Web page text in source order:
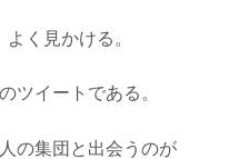
く見かける。
ツイートである。
人の集団と出会うのが